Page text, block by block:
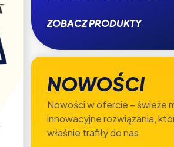
ZOBACZ PRODUKTY
NOWOŚCI
Nowości w ofercie – świeże
innowacyjne rozwiązania,
właśnie trafiły do nas.